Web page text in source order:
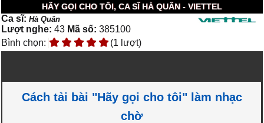
HÃY GỌI CHO TÔI, CA SĨ HÀ QUÂN - VIETTEL
Ca sĩ:Hà Quân
Lượt nghe: 43 Mã số: 385100
Bình chọn:
(1 lượt)
Cách tải bài "Hãy gọi cho tôi" làm nhạc
chờ